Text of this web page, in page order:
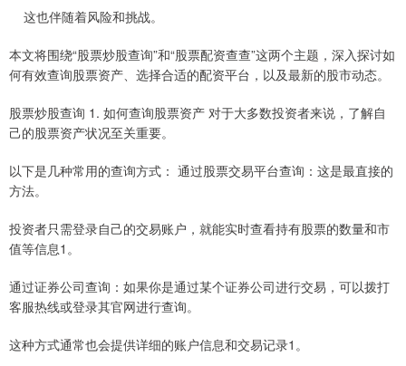
这也伴随着风险和挑战。
本文将围绕“股票炒股查询”和“股票配资查查”这两个主题，深入探讨如
何有效查询股票资产、选择合适的配资平台，以及最新的股市动态。
股票炒股查询 1. 如何查询股票资产 对于大多数投资者来说，了解自
己的股票资产状况至关重要。
以下是几种常用的查询方式： 通过股票交易平台查询：这是最直接的
方法。
投资者只需登录自己的交易账户，就能实时查看持有股票的数量和市
值等信息1。
通过证券公司查询：如果你是通过某个证券公司进行交易，可以拨打
客服热线或登录其官网进行查询。
这种方式通常也会提供详细的账户信息和交易记录1。